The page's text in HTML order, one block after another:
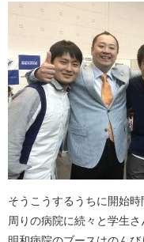
そうこうするうちに開始時
周りの病院に続々と学生さ